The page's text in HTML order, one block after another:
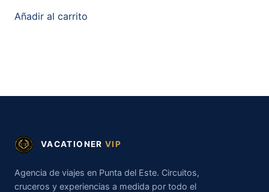
Añadir al carrito
VACATIONER VIP
Agencia de viajes en Punta del Este. Circuitos,
cruceros y experiencias a medida por todo el